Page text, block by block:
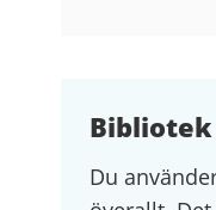
Bibliotek
Du